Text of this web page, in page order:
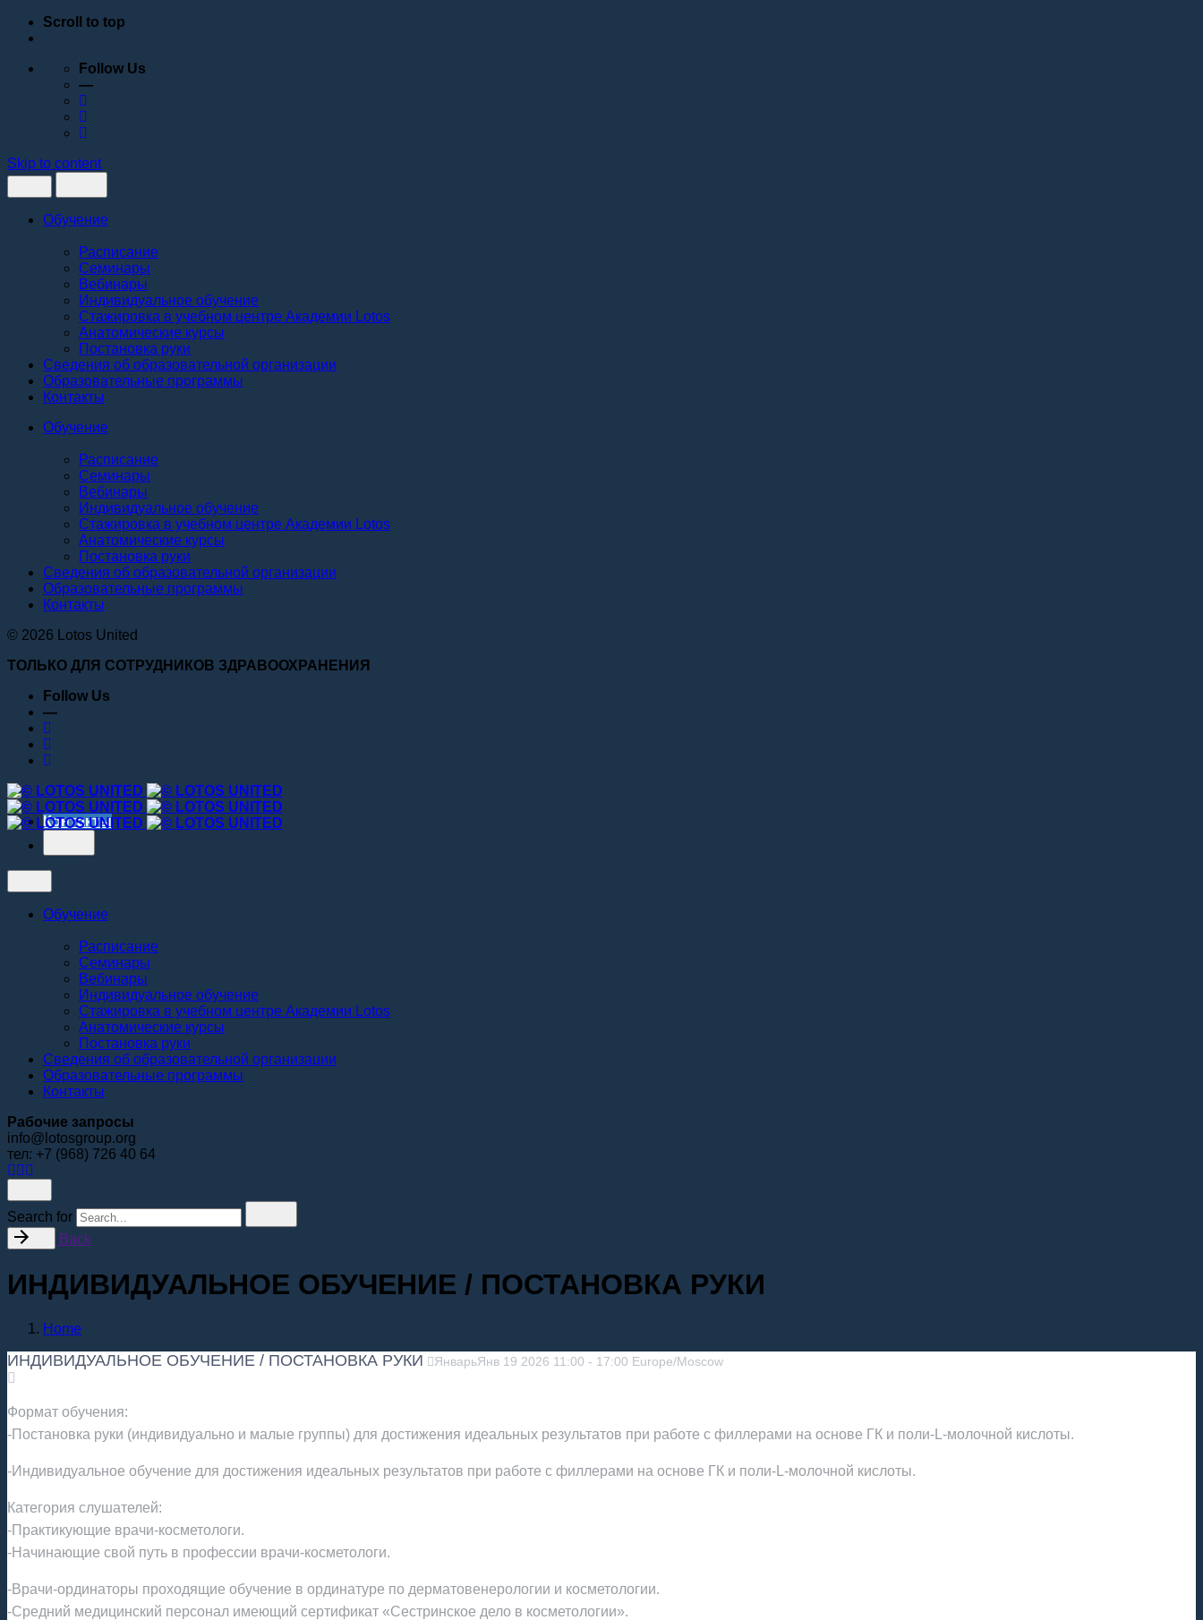
Scroll to top
Follow Us
—
Skip to content
Обучение
Расписание
Семинары
Вебинары
Индивидуальное обучение
Стажировка в учебном центре Академии Lotos
Анатомические курсы
Постановка руки
Сведения об образовательной организации
Образовательные программы
Контакты
Обучение
Расписание
Семинары
Вебинары
Индивидуальное обучение
Стажировка в учебном центре Академии Lotos
Анатомические курсы
Постановка руки
Сведения об образовательной организации
Образовательные программы
Контакты
© 2026 Lotos United
ТОЛЬКО ДЛЯ СОТРУДНИКОВ ЗДРАВООХРАНЕНИЯ
Follow Us
—
Контакты
Обучение
Расписание
Семинары
Вебинары
Индивидуальное обучение
Стажировка в учебном центре Академии Lotos
Анатомические курсы
Постановка руки
Сведения об образовательной организации
Образовательные программы
Контакты
Рабочие запросы
info@lotosgroup.org
тел: +7 (968) 726 40 64
Search for
Back
ИНДИВИДУАЛЬНОЕ ОБУЧЕНИЕ / ПОСТАНОВКА РУКИ
Home
ИНДИВИДУАЛЬНОЕ ОБУЧЕНИЕ / ПОСТАНОВКА РУКИ ЯнварьЯнв 19 2026 11:00 - 17:00 Europe/Moscow
Формат обучения:
-Постановка руки (индивидуально и малые группы) для достижения идеальных результатов при работе с филлерами на основе ГК и поли-L-молочной кислоты.
-Индивидуальное обучение для достижения идеальных результатов при работе с филлерами на основе ГК и поли-L-молочной кислоты.
Категория слушателей:
-Практикующие врачи-косметологи.
-Начинающие свой путь в профессии врачи-косметологи.
-Врачи-ординаторы проходящие обучение в ординатуре по дерматовенерологии и косметологии.
-Средний медицинский персонал имеющий сертификат «Сестринское дело в косметологии».